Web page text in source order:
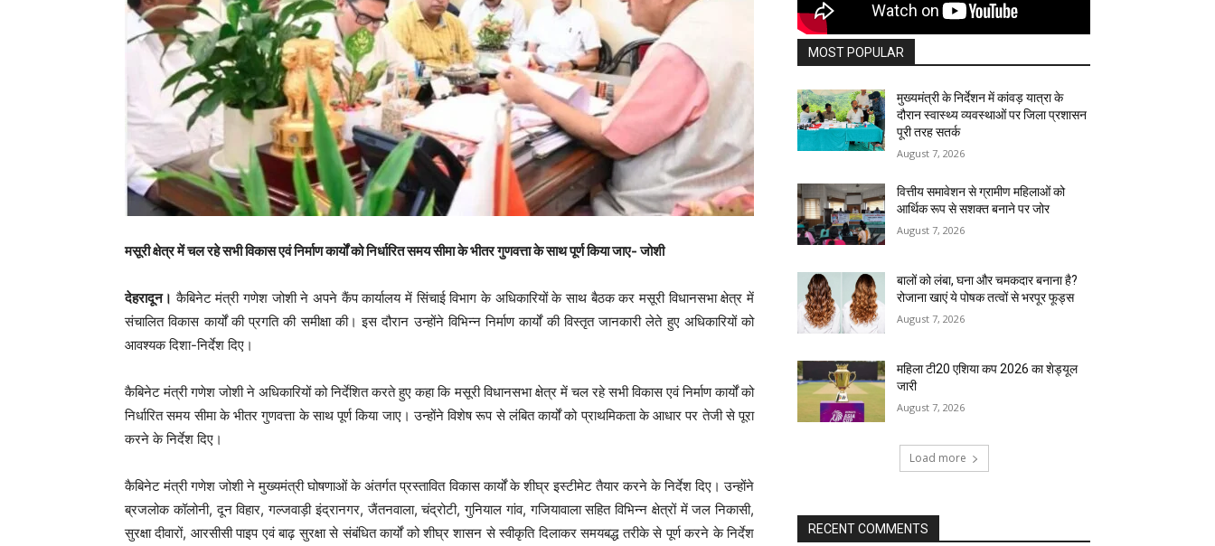
मसूरी क्षेत्र में चल रहे सभी विकास एवं निर्माण कार्यों को निर्धारित समय सीमा के भीतर गुणवत्ता के साथ पूर्ण किया जाए- जोशी
देहरादून। कैबिनेट मंत्री गणेश जोशी ने अपने कैंप कार्यालय में सिंचाई विभाग के अधिकारियों के साथ बैठक कर मसूरी विधानसभा क्षेत्र में
संचालित विकास कार्यों की प्रगति की समीक्षा की। इस दौरान उन्होंने विभिन्न निर्माण कार्यों की विस्तृत जानकारी लेते हुए अधिकारियों को
आवश्यक दिशा-निर्देश दिए।
कैबिनेट मंत्री गणेश जोशी ने अधिकारियों को निर्देशित करते हुए कहा कि मसूरी विधानसभा क्षेत्र में चल रहे सभी विकास एवं निर्माण कार्यों को
निर्धारित समय सीमा के भीतर गुणवत्ता के साथ पूर्ण किया जाए। उन्होंने विशेष रूप से लंबित कार्यों को प्राथमिकता के आधार पर तेजी से पूरा
करने के निर्देश दिए।
कैबिनेट मंत्री गणेश जोशी ने मुख्यमंत्री घोषणाओं के अंतर्गत प्रस्तावित विकास कार्यों के शीघ्र इस्टीमेट तैयार करने के निर्देश दिए। उन्होंने
ब्रजलोक कॉलोनी, दून विहार, गल्जवाड़ी इंद्रानगर, जैंतनवाला, चंद्रोटी, गुनियाल गांव, गजियावाला सहित विभिन्न क्षेत्रों में जल निकासी,
सुरक्षा दीवारों, आरसीसी पाइप एवं बाढ़ सुरक्षा से संबंधित कार्यों को शीघ्र शासन से स्वीकृति दिलाकर समयबद्ध तरीके से पूर्ण करने के निर्देश
MOST POPULAR
मुख्यमंत्री के निर्देशन में कांवड़ यात्रा के
दौरान स्वास्थ्य व्यवस्थाओं पर जिला प्रशासन
पूरी तरह सतर्क
August 7, 2026
वित्तीय समावेशन से ग्रामीण महिलाओं को
आर्थिक रूप से सशक्त बनाने पर जोर
August 7, 2026
बालों को लंबा, घना और चमकदार बनाना है?
रोजाना खाएं ये पोषक तत्वों से भरपूर फूड्स
August 7, 2026
महिला टी20 एशिया कप 2026 का शेड्यूल
जारी
August 7, 2026
Load more
RECENT COMMENTS